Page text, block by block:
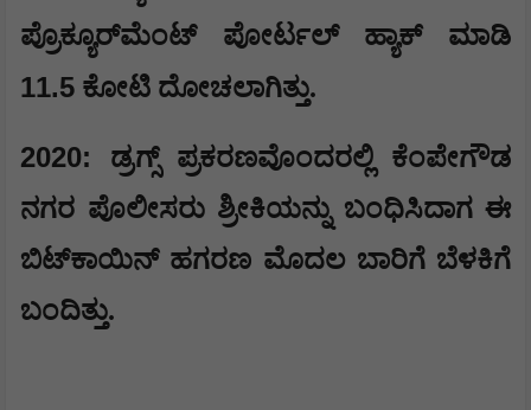
ಪ್ರೊಕ್ಯೂರ್‌ಮೆಂಟ್ ಪೋರ್ಟಲ್ ಹ್ಯಾಕ್ ಮಾಡಿ
11.5 ಕೋಟಿ ದೋಚಲಾಗಿತ್ತು.
2020: ಡ್ರಗ್ಸ್ ಪ್ರಕರಣವೊಂದರಲ್ಲಿ ಕೆಂಪೇಗೌಡ
ನಗರ ಪೊಲೀಸರು ಶ್ರೀಕಿಯನ್ನು ಬಂಧಿಸಿದಾಗ ಈ
ಬಿಟ್‌ಕಾಯಿನ್ ಹಗರಣ ಮೊದಲ ಬಾರಿಗೆ ಬೆಳಕಿಗೆ
ಬಂದಿತ್ತು.